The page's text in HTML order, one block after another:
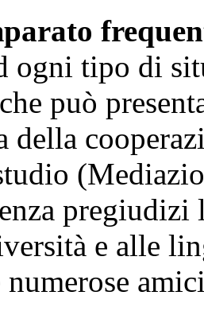
ogni tipo di
può
della
e alle
numerose